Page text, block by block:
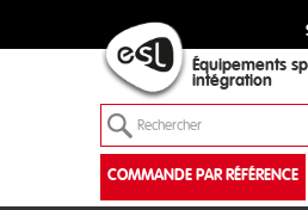
Équipements
intégration
COMMANDE PAR RÉFÉRENCE